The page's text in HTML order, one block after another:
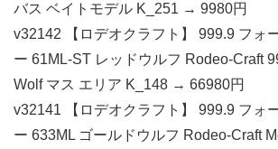
バス ベイトモデル K_251 → 9980円
v32142 【ロデオクラフト】 999.9 フォ
ー 61ML-ST レッドウルフ Rodeo-Craft
Wolf マス エリア K_148 → 66980円
v32141 【ロデオクラフト】 999.9 フォ
ー 633ML ゴールドウルフ Rodeo-Craft